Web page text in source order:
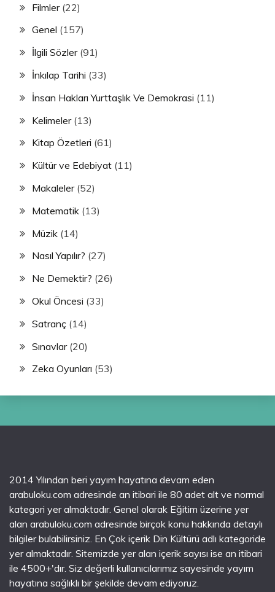
Filmler(22)
Genel (157)
İlgili Sözler(91)
İnkılap Tarihi (33)
İnsan Hakları Yurttaşlık Ve Demokrasi (11)
Kelimeler(13)
Kitap Özetleri (61)
Kültür ve Edebiyat (11)
Makaleler(52)
Matematik (13)
Müzik (14)
Nasıl Yapılır? (27)
Ne Demektir? (26)
Okul Öncesi (33)
Satranç (14)
Sınavlar(20)
Zeka Oyunları (53)
2014 Yılından beri yayım hayatına devam eden
arabuloku.com adresinde an itibari ile 80 adet alt ve normal
kategori yer almaktadır. Genel olarak Eğitim üzerine yer
alan arabuloku.com adresinde birçok konu hakkında detaylı
bilgiler bulabilirsiniz. En Çok içerik Din Kültürü adlı kategoride
yer almaktadır. Sitemizde yer alan içerik sayısı ise an itibari
ile 4500+'dır. Siz değerli kullanıcılarımız sayesinde yayım
hayatına sağlıklı bir şekilde devam ediyoruz.